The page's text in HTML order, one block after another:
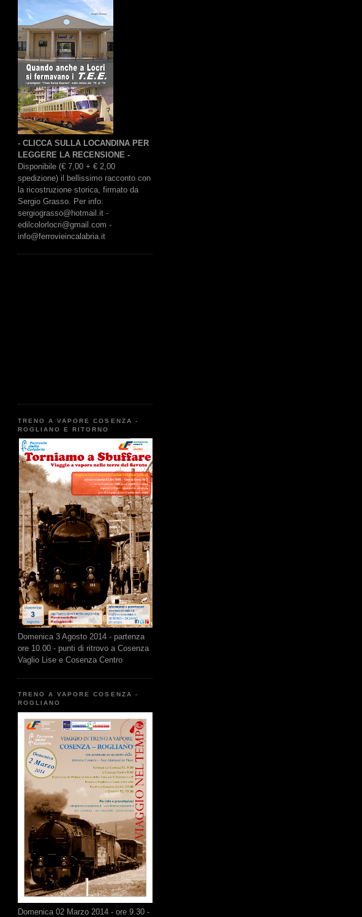
- CLICCA SULLA LOCANDINA PER
LEGGERE LA RECENSIONE -
Disponibile (€ 7,00 + € 2,00
spedizione) il bellissimo racconto con
la ricostruzione storica, firmato da
Sergio Grasso. Per info:
sergiograsso@hotmail.it -
edilcolorlocri@gmail.com -
info@ferrovieincalabria.it
TRENO A VAPORE COSENZA -
ROGLIANO E RITORNO
Domenica 3 Agosto 2014 - partenza
ore 10.00 - punti di ritrovo a Cosenza
Vaglio Lise e Cosenza Centro
TRENO A VAPORE COSENZA -
ROGLIANO
Domenica 02 Marzo 2014 - ore 9.30 -